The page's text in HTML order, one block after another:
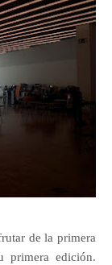
de la primera
primera edición.